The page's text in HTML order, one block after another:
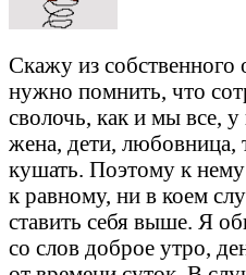
Скажу из собственного
нужно помнить, что
сволочь, как и мы все, у
жена, дети, любовница,
кушать. Поэтому к
к равному, ни в коем
ставить себя выше. Я
со слов доброе утро,